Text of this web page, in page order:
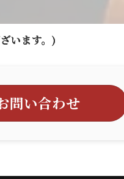
います。)
問い合わせ